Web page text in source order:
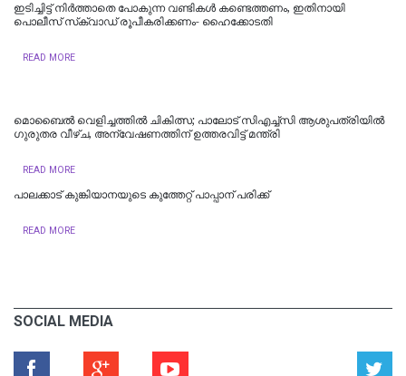
ഇടിച്ചിട്ട് നിര്‍ത്താതെ പോകുന്ന വണ്ടികള്‍ കണ്ടെത്തണം, ഇതിനായി
പൊലീസ് സ്‌ക്വാഡ് രൂപീകരിക്കണം- ഹൈക്കോടതി
READ MORE
മൊബൈൽ വെളിച്ചത്തിൽ ചികിത്സ; പാലോട് സിഎച്ച്‍സി ആശുപത്രിയിൽ
ഗുരുതര വീഴ്ച, അന്വേഷണത്തിന് ഉത്തരവിട്ട് മന്ത്രി
READ MORE
പാലക്കാട് കുങ്കിയാനയുടെ കുത്തേറ്റ് പാപ്പാന് പരിക്ക്
READ MORE
SOCIAL MEDIA